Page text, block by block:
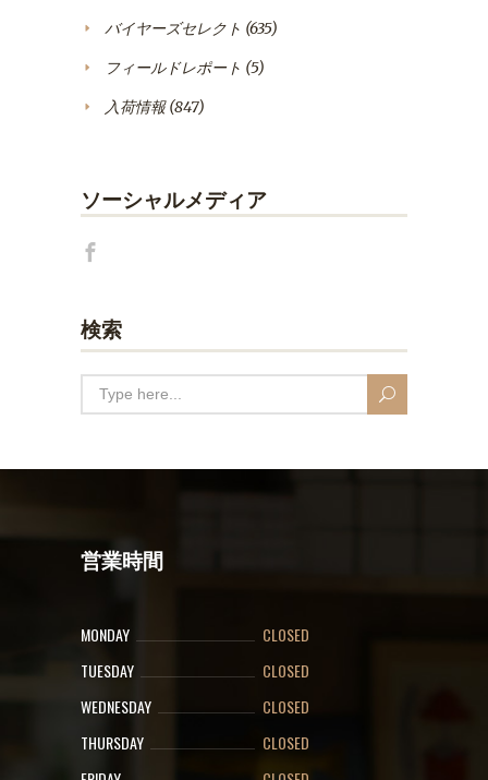
バイヤーズセレクト (635)
フィールドレポート (5)
入荷情報(847)
ソーシャルメディア
検索
営業時間
MONDAY
CLOSED
TUESDAY
CLOSED
WEDNESDAY
CLOSED
THURSDAY
CLOSED